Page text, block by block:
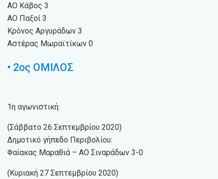
ΑΟ Κάβος 3
ΑΟ Παξοί 3
Κρόνος Αργυράδων 3
Αστέρας Μωραϊτίκων 0
• 2ος ΟΜΙΛΟΣ
1η αγωνιστική:
(Σάββατο 26 Σεπτεμβρίου 2020)
Δημοτικό γήπεδο Περιβολίου:
Φαίακας Μαραθιά – ΑΟ Σιναράδων 3-0
(Κυριακή 27 Σεπτεμβρίου 2020)